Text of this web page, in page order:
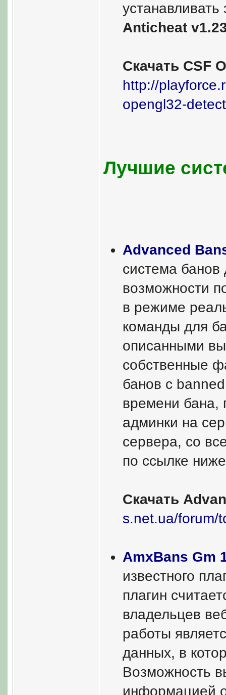
Anticheat
Скачать CSF
http://
opengl32-
Лучшие
Advanced
система
возможности
в режиме
команды для
описанными
собственные
банов с
времени бана,
админки на
сервера, со
по ссылке
Скачать
s.net.ua/forum/
AmxBans Gm
известного
плагин
владельцев
работы
данных, в
Возможность
информацией